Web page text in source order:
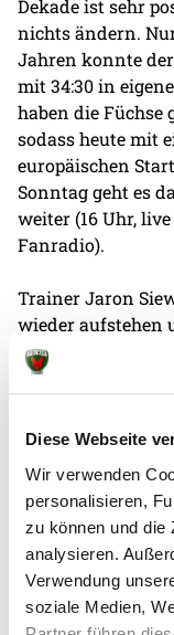
Diese Webseite
Wir verwenden
personalisieren,
zu können und die
analysieren.
Verwendung
soziale Medien,
Dekade ist sehr
nichts ändern.
Jahren konnte
mit 34:30 in
haben die Füchse
sodass heute mit
europäischen
Sonntag geht es
weiter (16 Uhr,
Fanradio).
Trainer Jaron
wieder aufstehen
Four hinter uns
eine
mit Freddy
helfen. Die
der anderen